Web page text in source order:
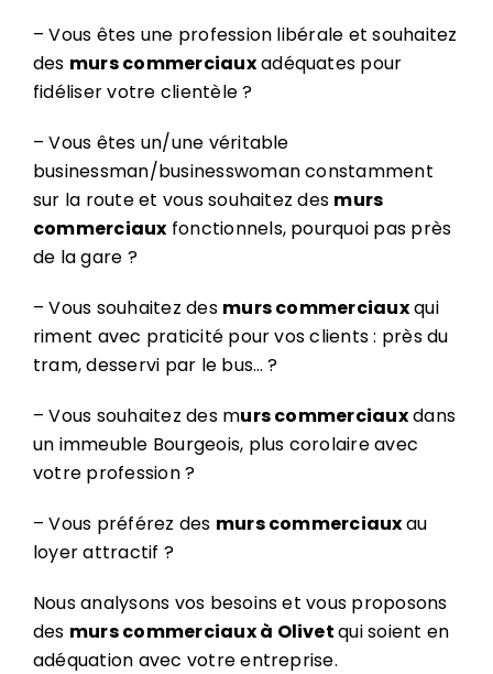
– Vous êtes une profession libérale et souhaitez
des murs commerciauxadéquates pour
fidéliser votre clientèle ?
– Vous êtes un/une véritable
businessman/businesswoman constamment
sur la route et vous souhaitez des murs
commerciaux fonctionnels, pourquoi pas près
de la gare ?
– Vous souhaitez des murs commerciauxqui
riment avec praticité pour vos clients : près du
tram, desservi par le bus… ?
– Vous souhaitez des murs commerciauxdans
un immeuble Bourgeois, plus corolaire avec
votre profession ?
– Vous préférez des murs commerciauxau
loyer attractif ?
Nous analysons vos besoins et vous proposons
des murs commerciaux à Olivetqui soient en
adéquation avec votre entreprise.